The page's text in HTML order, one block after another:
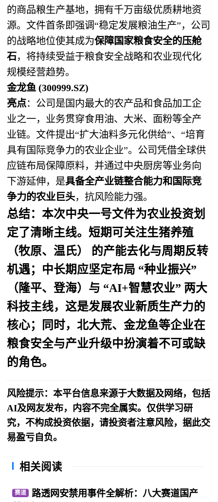
的商品粮生产基地，拥有千万亩级优质耕地资
源。文件首条即强调“稳定发展粮油生产”，公司
的战略地位使其成为保障国家粮食安全的压舱
石，将持续受益于粮食安全战略和农业现代化
规模经营趋势。
金龙鱼 (300999.SZ)
亮点：公司是国内最大的农产品和食品加工企
业之一，业务贯穿食用油、大米、面粉等全产
业链。文件提出“扩大油料多元化供给”、“培育
具有国际竞争力的农业企业”。公司凭借全球供
应链布局保障原料，并通过中央厨房等业务向
下游延伸，是具备全产业链整合能力和国际竞
争力的农业巨头，抗风险能力强。
总结：本次中央一号文件为农业投资划
定了清晰主线。短期可关注生猪养殖
（牧原、温氏）
​ 的产能去化与周期反转
机遇；中长期应坚定布局 “种业振兴”
（隆平、登海） 与 “AI+智慧农业” ​ 两大
科技主线，这是发展农业新质生产力的
核心；同时，北大荒、金龙鱼等企业在
粮食安全与产业升级中扮演着不可或缺
的角色。
风险提示：本平台信息来源于大数据及网络，包括
AI及网友发布，内容不完全属实。仅供学习研
究，不构成投资依据，请投资者注意风险，据此交
易盈亏自负。
相关阅读
赛道
路透网安禁用事件全解析：八大赛道国产